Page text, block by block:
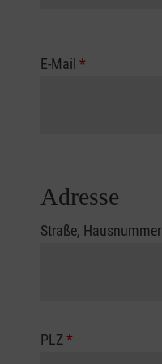
E-Mail *
Adresse
Straße, Hausnummer
PLZ*